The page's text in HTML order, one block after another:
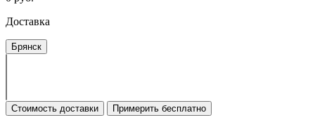
Доставка
Брянск
Стоимость доставки Примерить бесплатно